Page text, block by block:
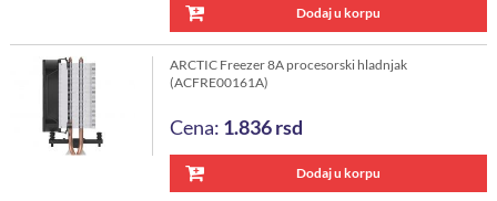
Dodaj u korpu
ARCTIC Freezer 8A procesorski hladnjak
(ACFRE00161A)
Cena: 1.836rsd
Dodaj u korpu